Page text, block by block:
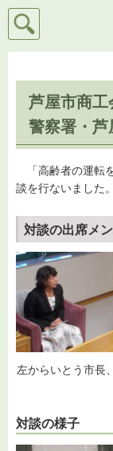
検索
芦屋市商工
警察署・芦
「高齢者の運
談を行ないました。
対談の出席メ
左からいとう市長
対談の様子